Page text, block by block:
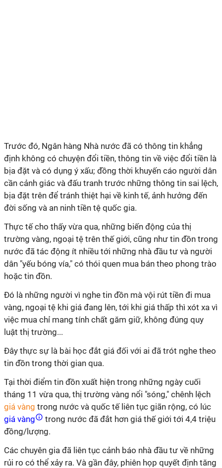
Trước đó, Ngân hàng Nhà nước đã có thông tin khẳng
định không có chuyện đổi tiền, thông tin về việc đổi tiền là
bịa đặt và có dụng ý xấu; đồng thời khuyến cáo người dân
cần cảnh giác và đấu tranh trước những thông tin sai lệch,
bịa đặt trên để tránh thiệt hại về kinh tế, ảnh hưởng đến
đời sống và an ninh tiền tệ quốc gia.
Thực tế cho thấy vừa qua, những biến động của thị
trường vàng, ngoại tệ trên thế giới, cũng như tin đồn trong
nước đã tác động ít nhiều tới những nhà đầu tư và người
dân "yếu bóng vía," có thói quen mua bán theo phong trào
hoặc tin đồn.
Đó là những người vì nghe tin đồn mà vội rút tiền đi mua
vàng, ngoại tệ khi giá đang lên, tới khi giá thấp thì xót xa vì
việc mua chỉ mang tính chất găm giữ, không đúng quy
luật thị trường...
Đây thực sự là bài học đắt giá đối với ai đã trót nghe theo
tin đồn trong thời gian qua.
Tại thời điểm tin đồn xuất hiện trong những ngày cuối
tháng 11 vừa qua, thị trường vàng nổi "sóng," chênh lệch
giá vàng trong nước và quốc tế liên tục giãn rộng, có lúc
giá vàng
trong nước đã đắt hơn giá thế giới tới 4,4 triệu
đồng/lượng.
Các chuyên gia đã liên tục cảnh báo nhà đầu tư về những
rủi ro có thể xảy ra. Và gần đây, phiên họp quyết định tăng